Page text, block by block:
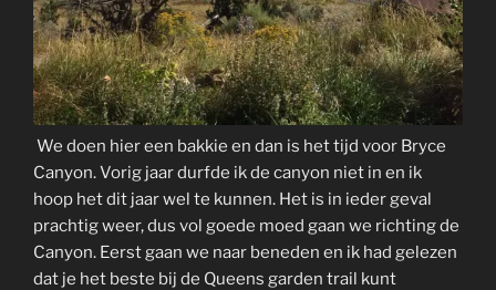
We doen hier een bakkie en dan is het tijd voor Bryce
Canyon. Vorig jaar durfde ik de canyon niet in en ik
hoop het dit jaar wel te kunnen. Het is in ieder geval
prachtig weer, dus vol goede moed gaan we richting de
Canyon. Eerst gaan we naar beneden en ik had gelezen
dat je het beste bij de Queens garden trail kunt